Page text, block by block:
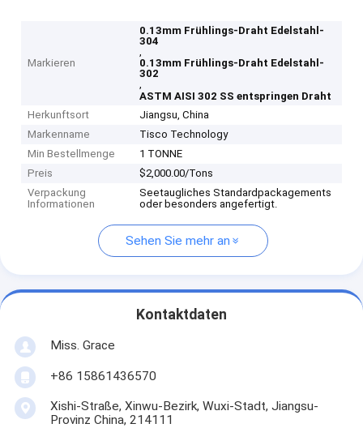
Markieren
0.13mm Frühlings-Draht Edelstahl-
304
,
0.13mm Frühlings-Draht Edelstahl-
302
,
ASTM AISI 302 SS entspringen Draht
Herkunftsort
Jiangsu, China
Markenname
Tisco Technology
Min Bestellmenge
1 TONNE
Preis
$2,000.00/Tons
Verpackung
Informationen
Seetaugliches Standardpackagements
oder besonders angefertigt.
Sehen Sie mehr an
Kontaktdaten
Miss. Grace
+86 15861436570
Xishi-Straße, Xinwu-Bezirk, Wuxi-Stadt, Jiangsu-
Provinz China, 214111